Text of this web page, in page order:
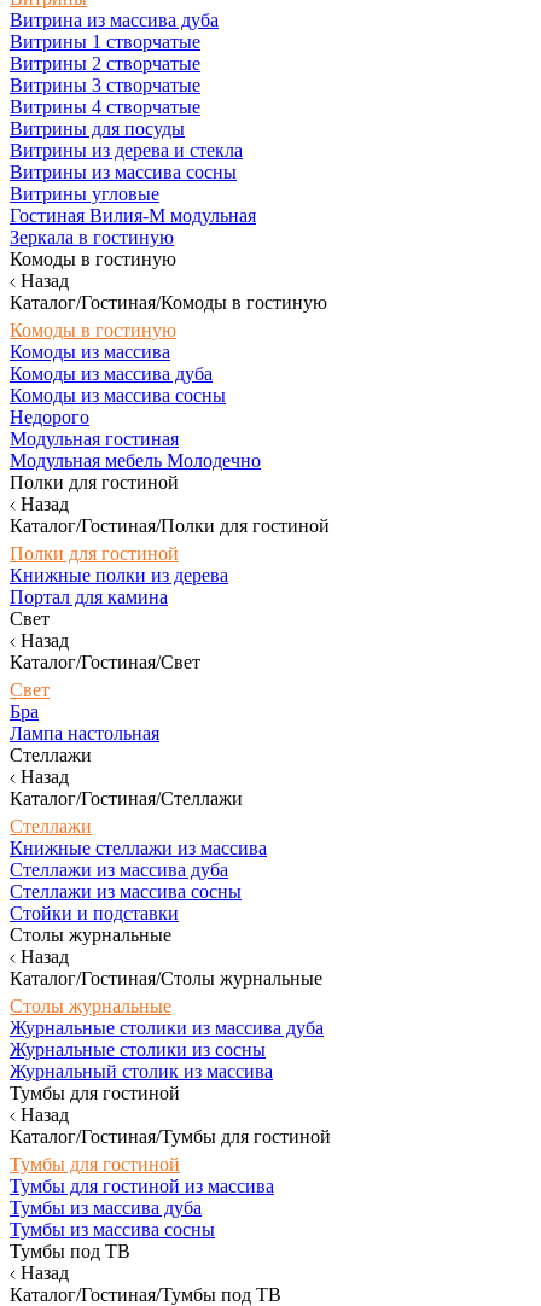
Витрина из массива дуба
Витрины 1 створчатые
Витрины 2 створчатые
Витрины 3 створчатые
Витрины 4 створчатые
Витрины для посуды
Витрины из дерева и стекла
Витрины из массива сосны
Витрины угловые
Гостиная Вилия-М модульная
Зеркала в гостиную
Комоды в гостиную
Назад
Каталог/Гостиная/Комоды в гостиную
Комоды в гостиную
Комоды из массива
Комоды из массива дуба
Комоды из массива сосны
Недорого
Модульная гостиная
Модульная мебель Молодечно
Полки для гостиной
Назад
Каталог/Гостиная/Полки для гостиной
Полки для гостиной
Книжные полки из дерева
Портал для камина
Свет
Назад
Каталог/Гостиная/Свет
Свет
Бра
Лампа настольная
Стеллажи
Назад
Каталог/Гостиная/Стеллажи
Стеллажи
Книжные стеллажи из массива
Стеллажи из массива дуба
Стеллажи из массива сосны
Стойки и подставки
Столы журнальные
Назад
Каталог/Гостиная/Столы журнальные
Столы журнальные
Журнальные столики из массива дуба
Журнальные столики из сосны
Журнальный столик из массива
Тумбы для гостиной
Назад
Каталог/Гостиная/Тумбы для гостиной
Тумбы для гостиной
Тумбы для гостиной из массива
Тумбы из массива дуба
Тумбы из массива сосны
Тумбы под ТВ
Назад
Каталог/Гостиная/Тумбы под ТВ